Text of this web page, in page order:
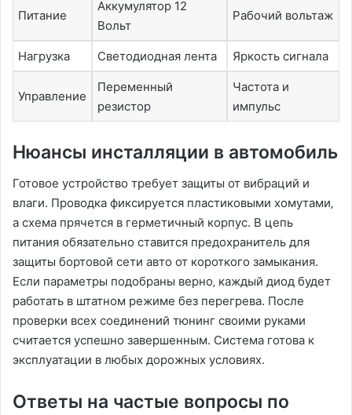
Питание
Аккумулятор 12
Вольт
Рабочий вольтаж
Нагрузка Светодиодная лента Яркость сигнала
Управление
Переменный
резистор
Частота и
импульс
Нюансы инсталляции в автомобиль
Готовое устройство требует защиты от вибраций и
влаги. Проводка фиксируется пластиковыми хомутами‚
а схема прячется в герметичный корпус. В цепь
питания обязательно ставится предохранитель для
защиты бортовой сети авто от короткого замыкания.
Если параметры подобраны верно‚ каждый диод будет
работать в штатном режиме без перегрева. После
проверки всех соединений тюнинг своими руками
считается успешно завершенным. Система готова к
эксплуатации в любых дорожных условиях.
Ответы на частые вопросы по